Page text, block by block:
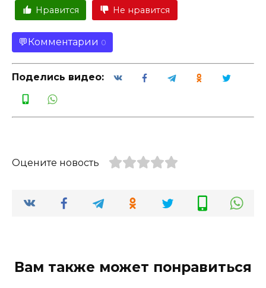
Нравится Не нравится
Комментарии 0
Поделись видео:
Оцените новость
Вам также может понравиться